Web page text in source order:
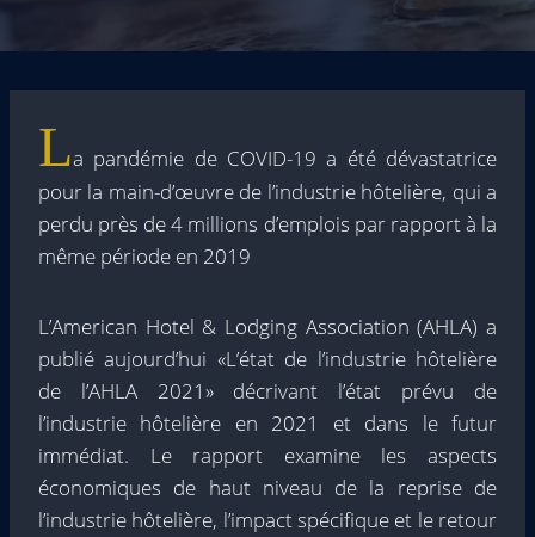
La pandémie de COVID-19 a été dévastatrice
pour la main-d’œuvre de l’industrie hôtelière, qui a
perdu près de 4 millions d’emplois par rapport à la
même période en 2019
L’American Hotel & Lodging Association (AHLA) a
publié aujourd’hui «L’état de l’industrie hôtelière
de l’AHLA 2021» décrivant l’état prévu de
l’industrie hôtelière en 2021 et dans le futur
immédiat. Le rapport examine les aspects
économiques de haut niveau de la reprise de
l’industrie hôtelière, l’impact spécifique et le retour